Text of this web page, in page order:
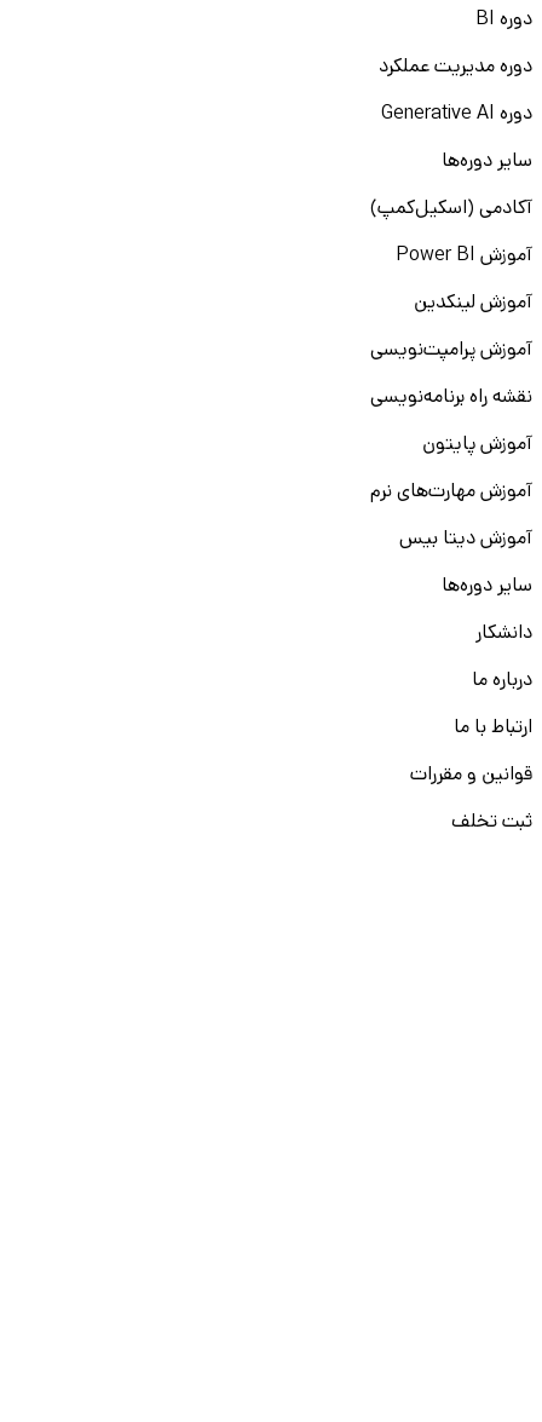
دوره BI
دوره مدیریت عملکرد
دوره Generative AI
سایر دوره‌ها
آکادمی (اسکیل‌کمپ)
آموزش Power BI
آموزش لینکدین
آموزش پرامپت‌نویسی
نقشه راه برنامه‌نویسی
آموزش پایتون
آموزش مهارت‌های نرم
آموزش دیتا بیس
سایر دوره‌ها
دانشکار
درباره ما
ارتباط با ما
قوانین و مقررات
ثبت تخلف